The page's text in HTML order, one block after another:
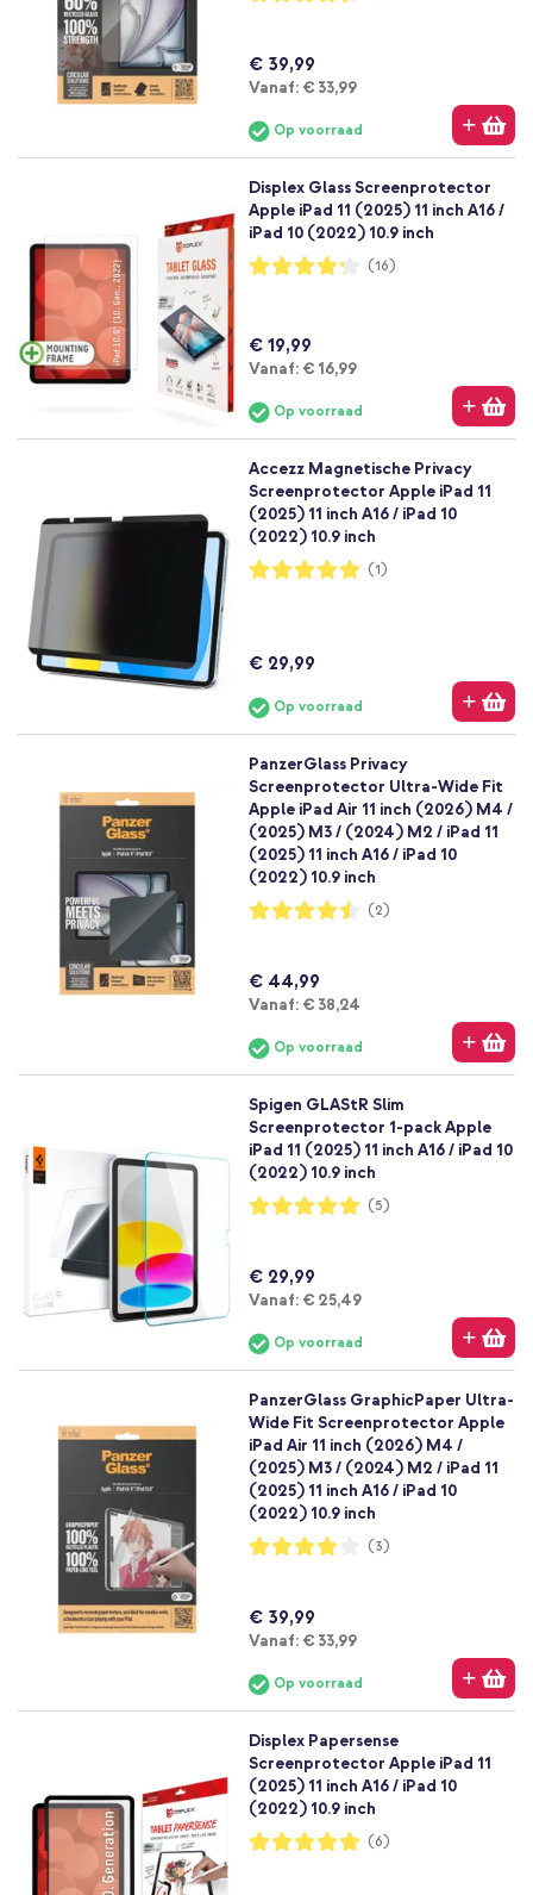
89%
€ 39,99
Vanaf: Vanaf
€ 33,99
Op voorraad
Displex Glass Screenprotector
Apple iPad 11 (2025) 11 inch A16 /
iPad 10 (2022) 10.9 inch
Waardering:
84%
(16)
€ 19,99
Vanaf: Vanaf
€ 16,99
Op voorraad
Accezz Magnetische Privacy
Screenprotector Apple iPad 11
(2025) 11 inch A16 / iPad 10
(2022) 10.9 inch
Waardering:
100%
(1)
€ 29,99
Op voorraad
PanzerGlass Privacy
Screenprotector Ultra-Wide Fit
Apple iPad Air 11 inch (2026) M4 /
(2025) M3 / (2024) M2 / iPad 11
(2025) 11 inch A16 / iPad 10
(2022) 10.9 inch
Waardering:
90%
(2)
€ 44,99
Vanaf: Vanaf
€ 38,24
Op voorraad
Spigen GLAStR Slim
Screenprotector 1-pack Apple
iPad 11 (2025) 11 inch A16 / iPad 10
(2022) 10.9 inch
Waardering:
100%
(5)
€ 29,99
Vanaf: Vanaf
€ 25,49
Op voorraad
PanzerGlass GraphicPaper Ultra-
Wide Fit Screenprotector Apple
iPad Air 11 inch (2026) M4 /
(2025) M3 / (2024) M2 / iPad 11
(2025) 11 inch A16 / iPad 10
(2022) 10.9 inch
Waardering:
80%
(3)
€ 39,99
Vanaf: Vanaf
€ 33,99
Op voorraad
Displex Papersense
Screenprotector Apple iPad 11
(2025) 11 inch A16 / iPad 10
(2022) 10.9 inch
Waardering:
100%
(6)